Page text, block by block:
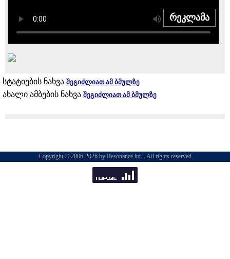
რეკლამა
სტატიების ნახვა შეგიძლიათ ამ ბმულზე
ახალი ამბების ნახვა შეგიძლიათ ამ ბმულზე
Copyright © 2006-2026 by Resonance ltd. . All rights reserved